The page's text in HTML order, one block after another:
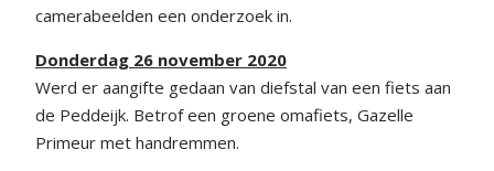
camerabeelden een onderzoek in.
Donderdag 26 november 2020
Werd er aangifte gedaan van diefstal van een fiets aan
de Peddeijk. Betrof een groene omafiets, Gazelle
Primeur met handremmen.